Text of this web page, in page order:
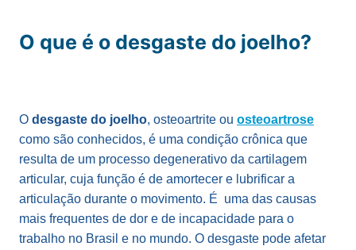
O que é o desgaste do joelho?
O desgaste do joelho, osteoartrite ou osteoartrose
como são conhecidos, é uma condição crônica que
resulta de um processo degenerativo da cartilagem
articular, cuja função é de amortecer e lubrificar a
articulação durante o movimento. É uma das causas
mais frequentes de dor e de incapacidade para o
trabalho no Brasil e no mundo. O desgaste pode afetar